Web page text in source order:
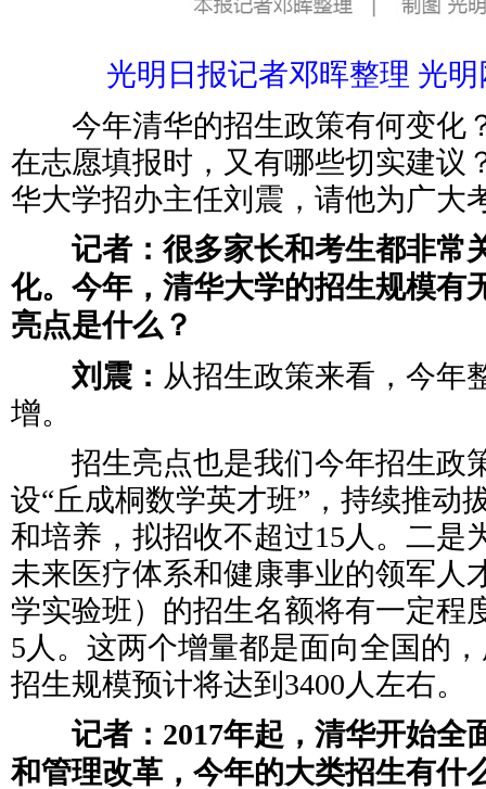
光明日报记者邓晖整理 光
今年清华的招生政策有何变化
在志愿填报时，又有哪些切实建议
华大学招办主任刘震，请他为广大
记者：很多家长和考生都非常
化。今年，清华大学的招生规模有
亮点是什么？
刘震： 从招生政策来看，今年
增。
招生亮点也是我们今年招生政
设“丘成桐数学英才班”，持续推动
和培养，拟招收不超过15人。二是
未来医疗体系和健康事业的领军人
学实验班）的招生名额将有一定程
5人。这两个增量都是面向全国的
招生规模预计将达到3400人左右。
记者：2017年起，清华开始全
和管理改革，今年的大类招生有什